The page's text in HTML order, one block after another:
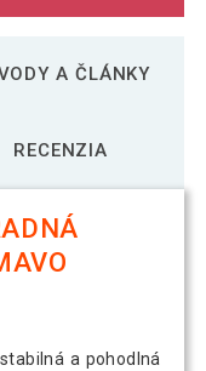
A ČLÁNKY
RECENZIA
a pohodlná